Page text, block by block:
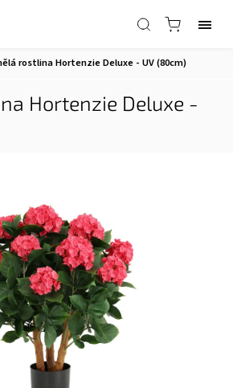
rostlina Hortenzie Deluxe - UV (80cm)
Hortenzie Deluxe -